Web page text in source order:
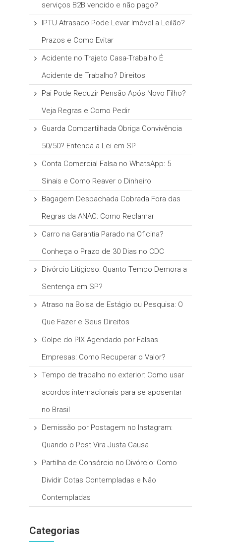
serviços B2B vencido e não pago?
IPTU Atrasado Pode Levar Imóvel a Leilão?
Prazos e Como Evitar
Acidente no Trajeto Casa-Trabalho É
Acidente de Trabalho? Direitos
Pai Pode Reduzir Pensão Após Novo Filho?
Veja Regras e Como Pedir
Guarda Compartilhada Obriga Convivência
50/50? Entenda a Lei em SP
Conta Comercial Falsa no WhatsApp: 5
Sinais e Como Reaver o Dinheiro
Bagagem Despachada Cobrada Fora das
Regras da ANAC: Como Reclamar
Carro na Garantia Parado na Oficina?
Conheça o Prazo de 30 Dias no CDC
Divórcio Litigioso: Quanto Tempo Demora a
Sentença em SP?
Atraso na Bolsa de Estágio ou Pesquisa: O
Que Fazer e Seus Direitos
Golpe do PIX Agendado por Falsas
Empresas: Como Recuperar o Valor?
Tempo de trabalho no exterior: Como usar
acordos internacionais para se aposentar
no Brasil
Demissão por Postagem no Instagram:
Quando o Post Vira Justa Causa
Partilha de Consórcio no Divórcio: Como
Dividir Cotas Contempladas e Não
Contempladas
Categorias